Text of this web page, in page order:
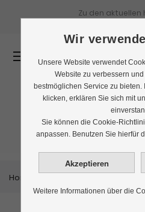
Zu den aktuellen
Home
Wir
Unsere Website verwendet
Website zu verbessern
bestmöglichen Service zu bieten.
klicken, erklären Sie sich mit
Sie können die Cookie-
anpassen. Benutzen Sie hierfür
Weitere Informationen über die